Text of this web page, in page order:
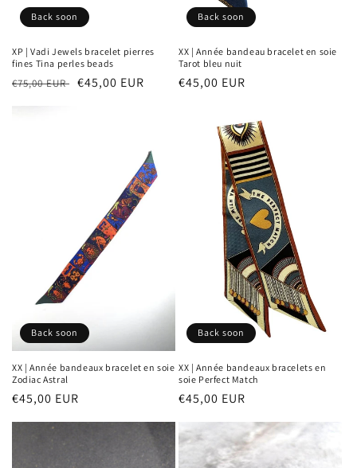
Back soon
XP | Vadi Jewels bracelet pierres
fines Tina perles beads
Prix
€75,00 EUR Prix
€45,00 EUR
Back soon
XX | Année bandeau bracelet en soie
Tarot bleu nuit
Prix
€45,00 EUR
Back soon
XX | Année bandeaux bracelet en soie
Zodiac Astral
Prix
€45,00 EUR
Back soon
XX | Année bandeaux bracelets en
soie Perfect Match
Prix
€45,00 EUR